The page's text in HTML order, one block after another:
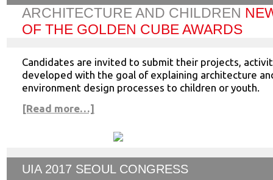
ARCHITECTURE AND CHILDREN
OF THE GOLDEN CUBE AWARDS
Candidates are invited to submit their projects,
developed with the goal of explaining architecture
environment design processes to children or youth.
[Read more…]
UIA 2017 SEOUL CONGRESS